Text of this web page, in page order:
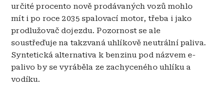
určité procento nově prodávaných vozů mohlo
mít i po roce 2035 spalovací motor, třeba i jako
prodlužovač dojezdu. Pozornost se ale
soustřeďuje na takzvaná uhlíkově neutrální paliva.
Syntetická alternativa k benzinu pod názvem e-
palivo by se vyráběla ze zachyceného uhlíku a
vodíku.